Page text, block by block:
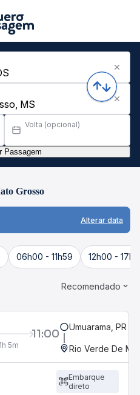
Volta (opcional)
Passagem
Grosso
Alterar data
06h00 - 11h59 12h00 -
Recomendado
11:00
5m
Umuarama, PR
Rio Verde De
Embarque
direto